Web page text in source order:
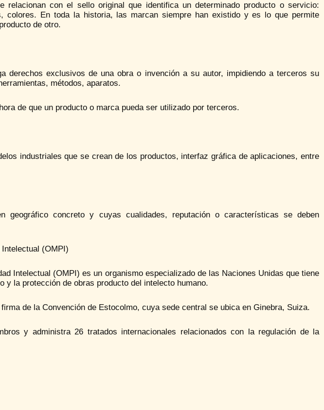
relacionan con el sello original que identifica un determinado producto o servicio:
colores. En toda la historia, las marcan siempre han existido y es lo que permite
de otro.
derechos exclusivos de una obra o invención a su autor, impidiendo a terceros su
métodos, aparatos.
de que un producto o marca pueda ser utilizado por terceros.
industriales que se crean de los productos, interfaz gráfica de aplicaciones, entre
geográfico concreto y cuyas cualidades, reputación o características se deben
(OMPI)
Intelectual (OMPI) es un organismo especializado de las Naciones Unidas que tiene
y la protección de obras producto del intelecto humano.
de la Convención de Estocolmo, cuya sede central se ubica en Ginebra, Suiza.
y administra 26 tratados internacionales relacionados con la regulación de la